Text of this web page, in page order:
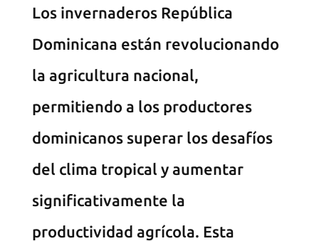
Los invernaderos República
Dominicana están revolucionando
la agricultura nacional,
permitiendo a los productores
dominicanos superar los desafíos
del clima tropical y aumentar
significativamente la
productividad agrícola. Esta